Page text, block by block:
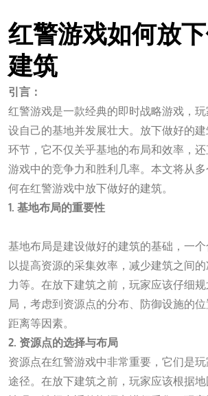
红警游戏如何放
建筑
引言：
红警游戏是一款经典的即时战略游戏，
设自己的基地并发展壮大。放下做好的
环节，它不仅关乎基地的布局和效率，
游戏中的竞争力和胜利几率。本文将从
何在红警游戏中放下做好的建筑。
1. 基地布局的重要性
基地布局是建设做好的建筑的基础，一
以提高资源的采集效率，减少建筑之间
力等。在放下建筑之前，玩家应该仔细
局，考虑到资源点的分布、防御设施的
距离等因素。
2. 资源点的选择与布局
资源点在红警游戏中非常重要，它们是
途径。在放下建筑之前，玩家应该根据